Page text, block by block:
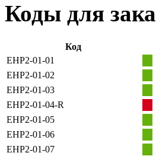
Коды для
Код
EHP2-01-01
EHP2-01-02
EHP2-01-03
EHP2-01-04-R
EHP2-01-05
EHP2-01-06
EHP2-01-07